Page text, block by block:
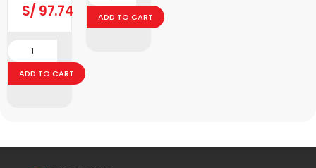
S/ 97.74
ADD TO CART
ADD TO CART